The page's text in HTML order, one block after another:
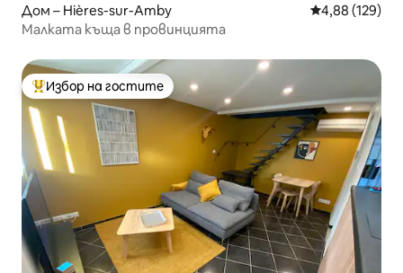
Дом – Hières-sur-Amby Средна
4,88 (129)
Малката къща в провинцията
Най-популярен избор на гостите
Избор на гостите